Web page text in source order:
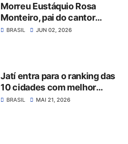
Morreu Eustáquio Rosa
Monteiro, pai do cantor
Robinson Monteiro
BRASIL JUN 02, 2026
Jatí entra para o ranking das
10 cidades com melhor
qualidade de vida do Ceará
BRASIL MAI 21, 2026